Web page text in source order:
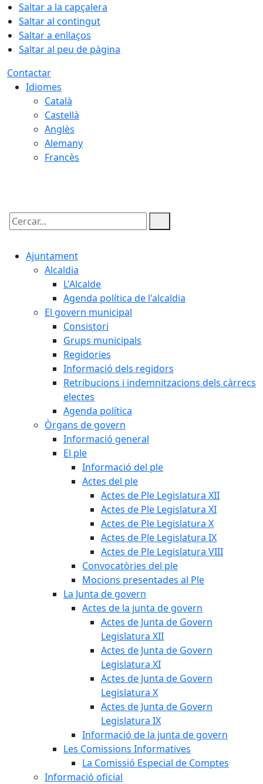
Saltar a la capçalera
Saltar al contingut
Saltar a enllaços
Saltar al peu de pàgina
Contactar
Idiomes
Català
Castellà
Anglès
Alemany
Francès
Cercar:
Ajuntament
Alcaldia
L'Alcalde
Agenda política de l'alcaldia
El govern municipal
Consistori
Grups municipals
Regidories
Informació dels regidors
Retribucions i indemnitzacions dels càrrecs
electes
Agenda política
Òrgans de govern
Informació general
El ple
Informació del ple
Actes del ple
Actes de Ple Legislatura XII
Actes de Ple Legislatura XI
Actes de Ple Legislatura X
Actes de Ple Legislatura IX
Actes de Ple Legislatura VIII
Convocatòries del ple
Mocions presentades al Ple
La Junta de govern
Actes de la junta de govern
Actes de Junta de Govern
Legislatura XII
Actes de Junta de Govern
Legislatura XI
Actes de Junta de Govern
Legislatura X
Actes de Junta de Govern
Legislatura IX
Informació de la junta de govern
Les Comissions Informatives
La Comissió Especial de Comptes
Informació oficial